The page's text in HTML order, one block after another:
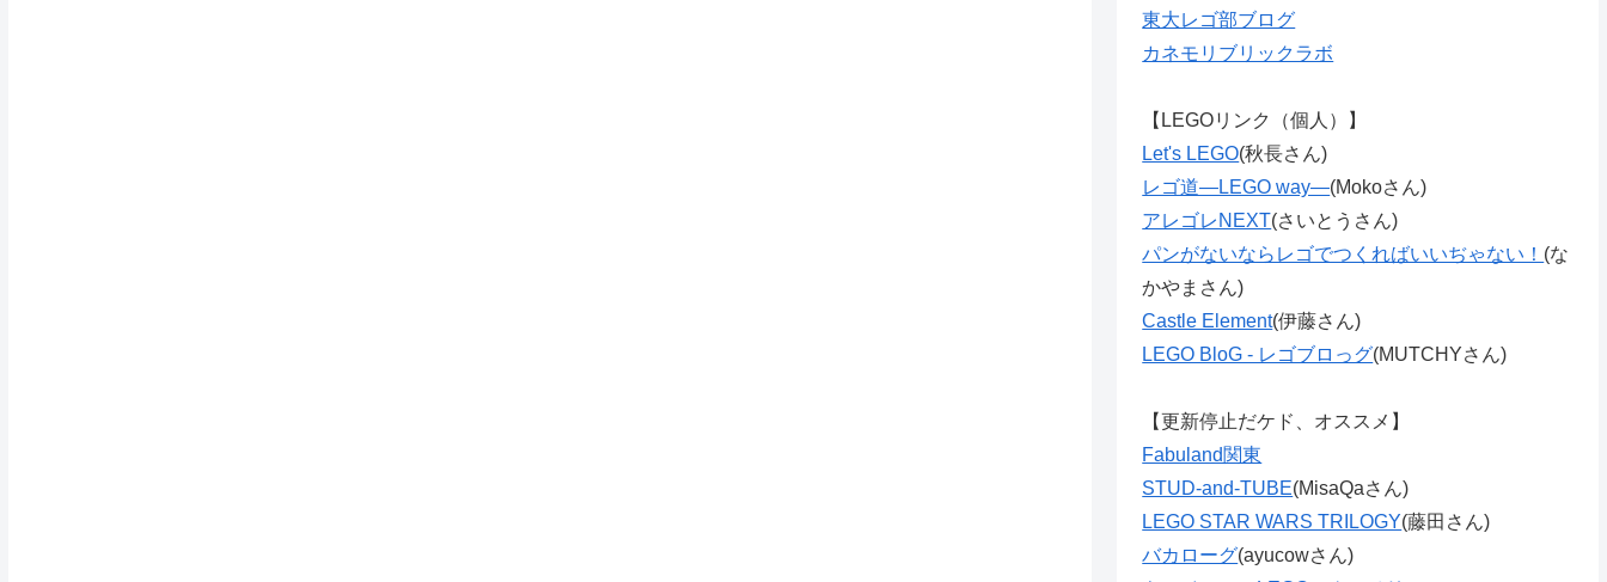
東大レゴ部ブログ
カネモリブリックラボ
【LEGOリンク（個人）】
Let's LEGO(秋長さん)
レゴ道―LEGO way―(Mokoさん)
アレゴレNEXT(さいとうさん)
パンがないならレゴでつくればいいぢゃない！ (な
かやまさん)
Castle Element(伊藤さん)
LEGO BloG - レゴブロっグ(MUTCHYさん)
【更新停止だケド、オススメ】
Fabuland関東
STUD-and-TUBE(MisaQaさん)
LEGO STAR WARS TRILOGY(藤田さん)
バカローグ(ayucowさん)